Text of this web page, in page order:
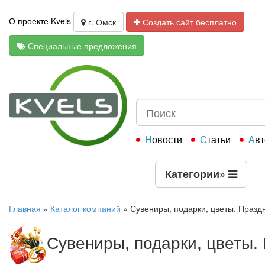
О проекте Kvels г. Омск
Создать сайт бесплатно
Специальные предложения
Новости Статьи
Категории»
Главная » Каталог компаний » Сувениры, подарки, цветы.
Сувениры, подарки, цветы.